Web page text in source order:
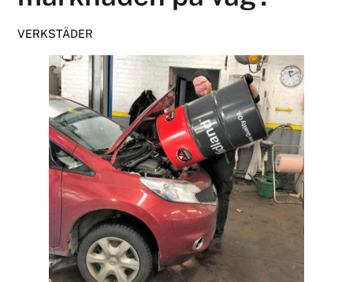
VERKSTÄDER